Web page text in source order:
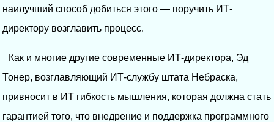
наилучший способ добиться этого — поручить ИТ-
директору возглавить процесс.
Как и многие другие современные ИТ-директора, Эд
Тонер, возглавляющий ИТ-службу штата Небраска,
привносит в ИТ гибкость мышления, которая должна стать
гарантией того, что внедрение и поддержка программного